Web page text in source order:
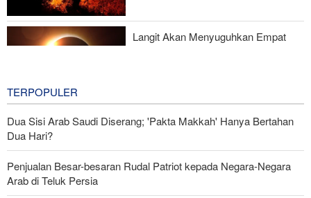
Akhir Perang
Langit Akan Menyuguhkan Empat
TERPOPULER
Dua Sisi Arab Saudi Diserang; 'Pakta Makkah' Hanya Bertahan
Dua Hari?
Penjualan Besar-besaran Rudal Patriot kepada Negara-Negara
Arab di Teluk Persia